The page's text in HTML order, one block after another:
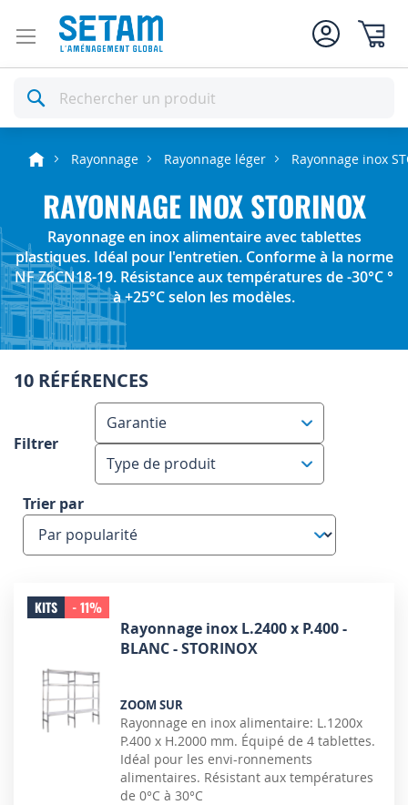
Rechercher
Rayonnage Rayonnage léger Rayonnage inox
RAYONNAGE INOX STORINOX
Rayonnage en inox alimentaire avec tablettes
plastiques. Idéal pour l'entretien. Conforme à la norme
NF Z6CN18-19. Résistance aux températures de -30°C °
à +25°C selon les modèles.
10 RÉFÉRENCES
Filtrer
Garantie
Type de produit
Trier par
KITS - 11%
Rayonnage inox L.2400 x P.400 -
BLANC - STORINOX
ZOOM SUR
Rayonnage en inox alimentaire: L.1200x
P.400 x H.2000 mm. Équipé de 4 tablettes.
Idéal pour les envi-ronnements
alimentaires. Résistant aux températures
de 0°C à 30°C